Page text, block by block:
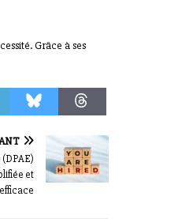
Grâce à ses
et
efficace